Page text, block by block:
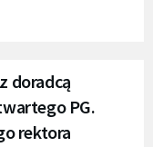
doradcą
PG.
rektora